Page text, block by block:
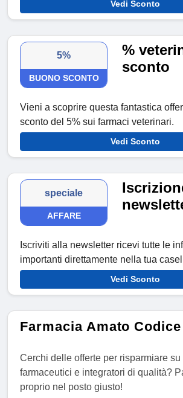
Vedi Sconto
5%
BUONO SCONTO
%
sconto
Vieni a scoprire questa fantastica
sconto del 5% sui farmaci veterinari.
Vedi Sconto
speciale
AFFARE
Iscriviti alla newsletter ricevi tutte le
importanti direttamente nella tua
Vedi Sconto
Farmacia Amato
Cerchi delle offerte per risparmiare su
farmaceutici e integratori di qualità?
proprio nel posto giusto!